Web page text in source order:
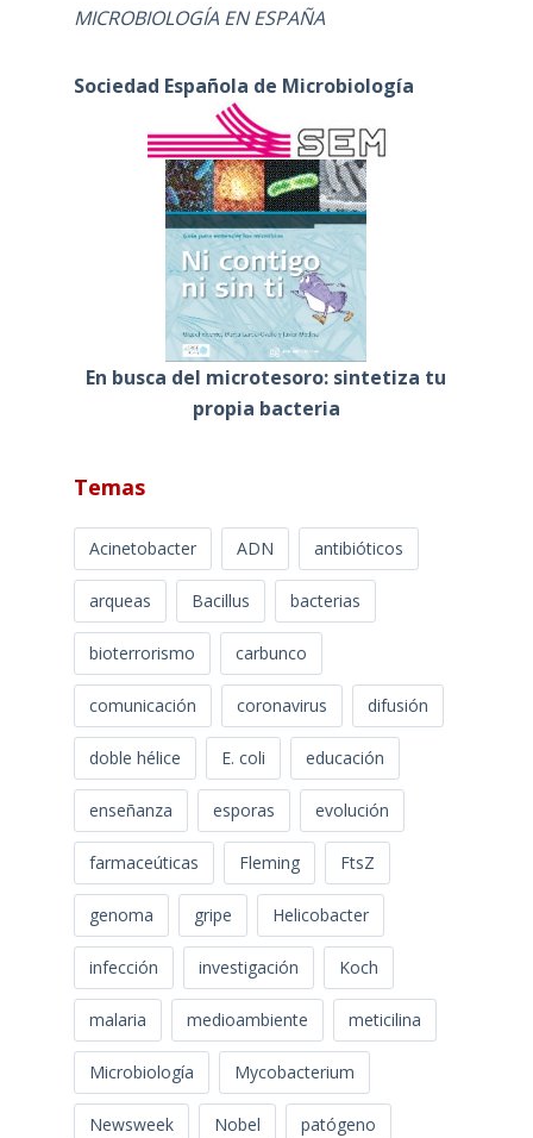
MICROBIOLOGÍA EN ESPAÑA
Sociedad Española de Microbiología
En busca del microtesoro: sintetiza tu
propia bacteria
Temas
Acinetobacter ADN antibióticos
arqueas Bacillus bacterias
bioterrorismo carbunco
comunicación coronavirus difusión
doble hélice E. coli educación
enseñanza esporas evolución
farmaceúticas Fleming FtsZ
genoma gripe Helicobacter
infección investigación Koch
malaria medioambiente meticilina
Microbiología Mycobacterium
Newsweek Nobel patógeno